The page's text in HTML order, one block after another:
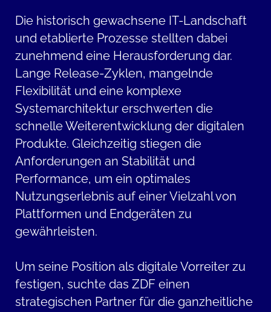
Die historisch gewachsene IT-Landschaft
und etablierte Prozesse stellten dabei
zunehmend eine Herausforderung dar.
Lange Release-Zyklen, mangelnde
Flexibilität und eine komplexe
Systemarchitektur erschwerten die
schnelle Weiterentwicklung der digitalen
Produkte. Gleichzeitig stiegen die
Anforderungen an Stabilität und
Performance, um ein optimales
Nutzungserlebnis auf einer Vielzahl von
Plattformen und Endgeräten zu
gewährleisten.
Um seine Position als digitale Vorreiter zu
festigen, suchte das ZDF einen
strategischen Partner für die ganzheitliche